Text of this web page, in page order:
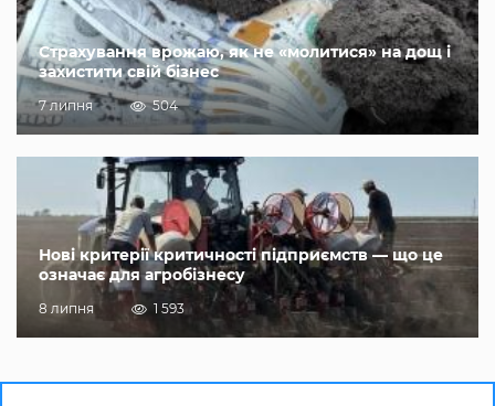
Страхування врожаю, як не «молитися» на дощ і
захистити свій бізнес
7 липня 504
Нові критерії критичності підприємств — що це
означає для агробізнесу
8 липня 1 593